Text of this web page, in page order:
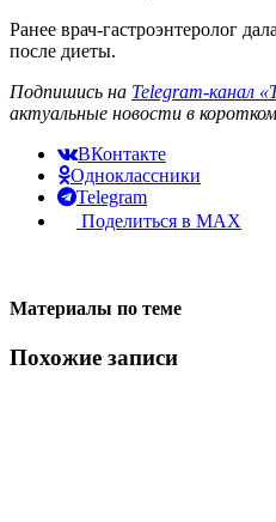
Ранее врач-гастроэнтеролог
после диеты.
Подпишись на Telegram-канал
актуальные новости в
ВКонтакте
Одноклассники
Telegram
Поделиться в MAX
Материалы по теме
Похожие записи